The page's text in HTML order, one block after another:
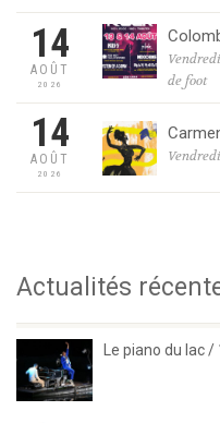
14
AOÛT
2026
de foot
14
AOÛT
2026
Actualités
Le piano du lac